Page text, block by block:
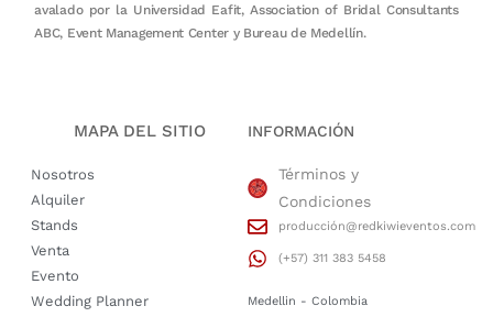
avalado por la Universidad Eafit, Association of Bridal Consultants
ABC, Event Management Center y Bureau de Medellín.
MAPA DEL SITIO
Nosotros
Alquiler
Stands
Venta
Evento
Wedding Planner
INFORMACIÓN
Términos y
Condiciones
producción@redkiwieventos.com
(+57) 311 383 5458
Medellin - Colombia